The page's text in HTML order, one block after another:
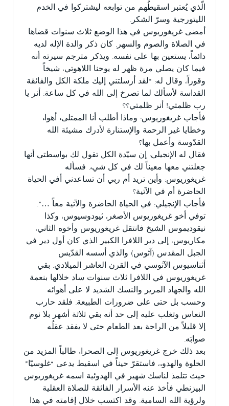
الّذي يُعتبر اسقيطُهم من توابعه ليشتركوا في الخدم
الليتورجية وسرّ الشكر.
أمضى غريغوريوس في هذا الوضع ثلاث سنوات قضاها
في الصلاة والصوم والسهر. كان ذكر والدة الإله لديه
دائماً، يستعين بها على نفسه. ويذكر مترجم سيرته أنه
فيما كان يصلي مرة ظهر له يوحنا اللاهوتي، شيخاً
وقوراً، وقال له: “لقد أرسلتني إليك ملكة الكل والفائقة
القداسة لأسألك لما تصرخ إلى الله في كل ساعة: أنر يا
رب ظلمتي! أنر ظلمتي؟؟
فأجاب غريغوريوس: وماذا أطلب أنا الممتلىء أهواء
وخطايا غير الرحمة والإستنارة لأدرك مشيئة الله
القدّوسة وأعمل بها؟
فقال له الإنجيلي: إن سيّدة الكل تقول لك بواسطتي أنها
جعلتني معها معيناً لك في كل شيء. فسأله
غريغوريوس: وأين تريد أم ربي أن تساعدني أفي الحياة
الحاضرة أم في الآتية؟
فأجاب الإنجيلي: في الحياة الحاضرة والآتية معاً …”.
توفي أخو غريغوريوس الأصغر، ثيودوسيوس، وكذا
نيقوديموس الشيخ فانتقل غريغوريوس وأخوه الثاني،
مكاريوس، إلى دير اللافرا الكبير الذي كان أول دير في
الجبل المقدس (آثوس) والذي أسسه القدّيس
أثناسيوس الآثوسي في القرن العاشر الميلادي. بقي
غريغوريوس في اللافرا ثلاث سنوات ساد خلالها بنعمة
الله والجهاد المرير والنسك الشديد لا على أهوائه
وحسب بل حتى على ضرورات الطبيعة. فلقد حارب
النعاس وتغلب عليه إلى حد أنه بقي ثلاثة أشهر بلا نوم
إلا قليلاً من الراحة بعد الطعام حتى لا يفقد عقلُه
صوابَه.
بعد ذلك خرج غريغوريوس إلى الصحراء طالباً المزيد من
الخلوة والهدوء، فاستقرّ حيناً في اسقيط يدعى “غلوسيّا”
حيث تتلمذ لناسك شهير في الهدوئية اسمه غريغوريوس
البيزنطي فأخذ عنه الأسرار الفائقة للصلاة العقلية
ولرؤية الله السامية. وقد اكتسب خلال إقامته في هذا